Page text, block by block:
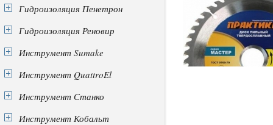
Гидроизоляция Пенетрон
Гидроизоляция Реновир
Инструмент Sumake
Инструмент QuattroEl
Инструмент Станко
Инструмент Кобальт